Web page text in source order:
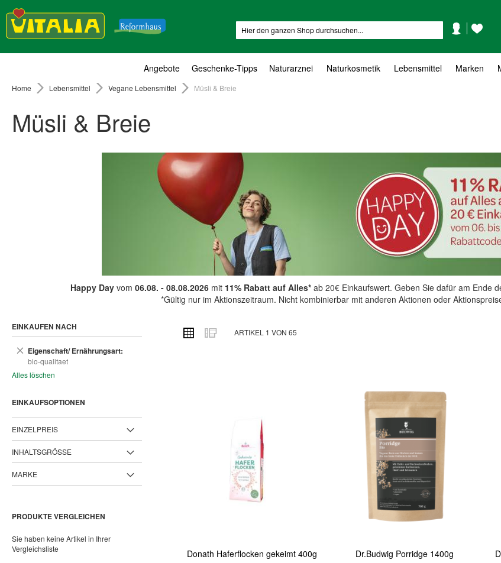
Konto
Angebote Geschenke-Tipps Naturarznei Naturkosmetik Lebensmittel Marken
Home Lebensmittel Vegane Lebensmittel Müsli & Breie
Müsli & Breie
Happy Dayvom 06.08. - 08.08.2026mit 11% Rabatt auf Alles*ab 20€ Einkaufswert. Geben Sie dafür am Ende
*Gültig nur im Aktionszeitraum. Nicht kombinierbar mit anderen Aktionen oder
ANSICHT
ALS
Raster ListeARTIKEL 1 VON 65
Donath Haferflocken gekeimt 400g Dr.Budwig Porridge 1400g
EINKAUFEN NACH
Eigenschaft/ Ernährungsart
bio-qualitaet
Dies
entfernen
Alles löschen
EINKAUFSOPTIONEN
EINZELPREIS
INHALTSGRÖSSE
MARKE
PRODUKTE VERGLEICHEN
Sie haben keine Artikel in Ihrer
Vergleichsliste